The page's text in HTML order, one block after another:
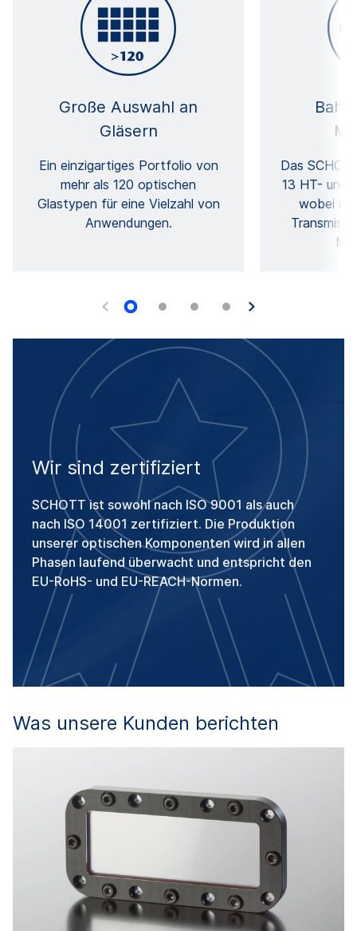
Große Auswahl an
Gläsern
Ein einzigartiges Portfolio von
mehr als 120 optischen
Glastypen für eine Vielzahl von
Anwendungen.
Das
13 HT- und
wobei
Wir sind zertifiziert
SCHOTT ist sowohl nach ISO 9001 als auch
nach ISO 14001 zertifiziert. Die Produktion
unserer optischen Komponenten wird in allen
Phasen laufend überwacht und entspricht den
EU-RoHS- und EU-REACH-Normen.
Was unsere Kunden berichten